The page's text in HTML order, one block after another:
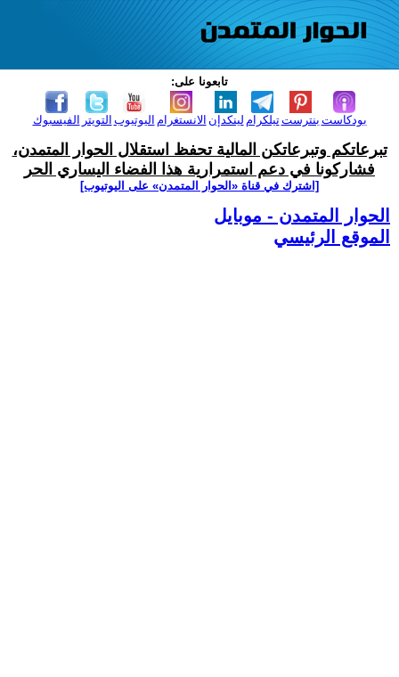
تابعونا على:
الفيسبوك التويتر اليوتيوب الانستغرام لينكدإن تيلكرامبنترست بودكاست
تبرعاتكم وتبرعاتكن المالية تحفظ استقلال الحوار المتمدن،
فشاركونا في دعم استمرارية هذا الفضاء اليساري الحر
[اشترك في قناة ‫«الحوار المتمدن» على اليوتيوب]
الحوار المتمدن - موبايل
الموقع الرئيسي